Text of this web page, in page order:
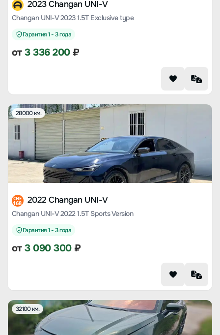
2023 Changan UNI-V
Changan UNI-V 2023 1.5T Exclusive type
Гарантия 1 - 3 года
от3 336 200₽
28000 км.
CHE
168 2022 Changan UNI-V
Changan UNI-V 2022 1.5T Sports Version
Гарантия 1 - 3 года
от3 090 300₽
32100 км.